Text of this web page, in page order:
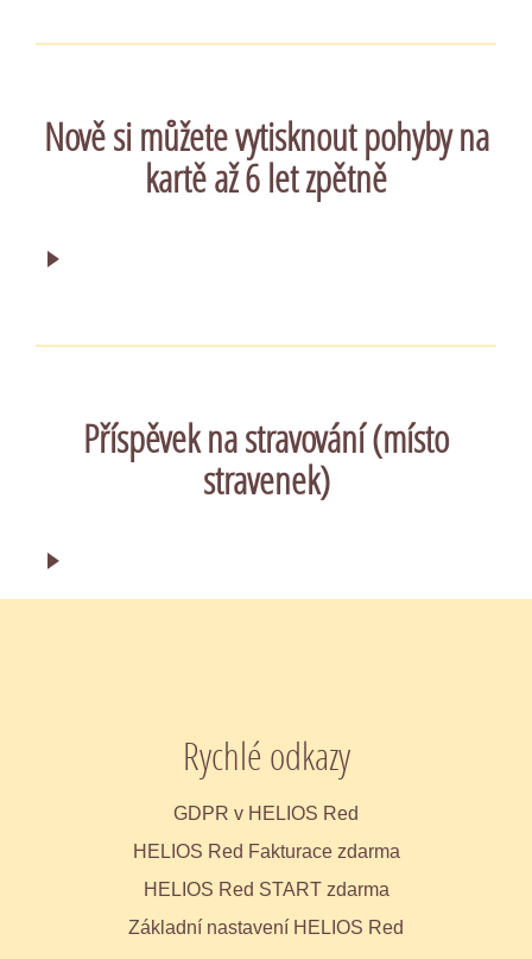
Nově si můžete vytisknout pohyby na
kartě až 6 let zpětně
Příspěvek na stravování (místo
stravenek)
Rychlé odkazy
GDPR v HELIOS Red
HELIOS Red Fakturace zdarma
HELIOS Red START zdarma
Základní nastavení HELIOS Red